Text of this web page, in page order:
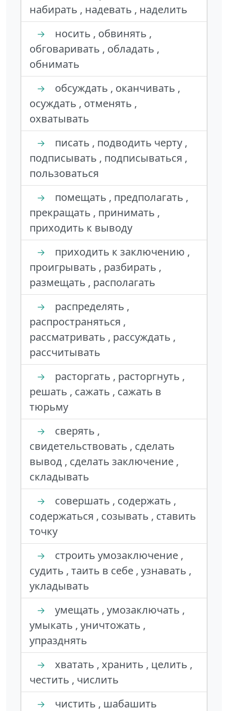
набирать , надевать , наделить
→
носить , обвинять ,
обговаривать , обладать ,
обнимать
→
обсуждать , оканчивать ,
осуждать , отменять ,
охватывать
→
писать , подводить черту ,
подписывать , подписываться ,
пользоваться
→
помещать , предполагать ,
прекращать , принимать ,
приходить к выводу
→
приходить к заключению ,
проигрывать , разбирать ,
размещать , располагать
→
распределять ,
распространяться ,
рассматривать , рассуждать ,
рассчитывать
→
расторгать , расторгнуть ,
решать , сажать , сажать в
тюрьму
→
сверять ,
свидетельствовать , сделать
вывод , сделать заключение ,
складывать
→
совершать , содержать ,
содержаться , созывать , ставить
точку
→
строить умозаключение ,
судить , таить в себе , узнавать ,
укладывать
→
умещать , умозаключать ,
умыкать , уничтожать ,
упразднять
→
хватать , хранить , целить ,
честить , числить
→ чистить , шабашить